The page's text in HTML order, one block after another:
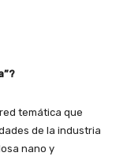
temática que
de la industria
nano y